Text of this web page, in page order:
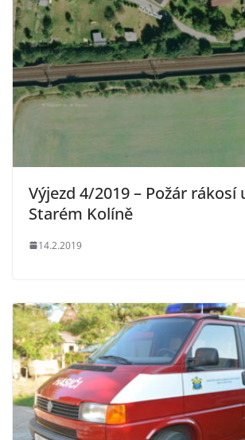
Výjezd 4/2019 – Požár rákosí
Starém Kolíně
14.2.2019